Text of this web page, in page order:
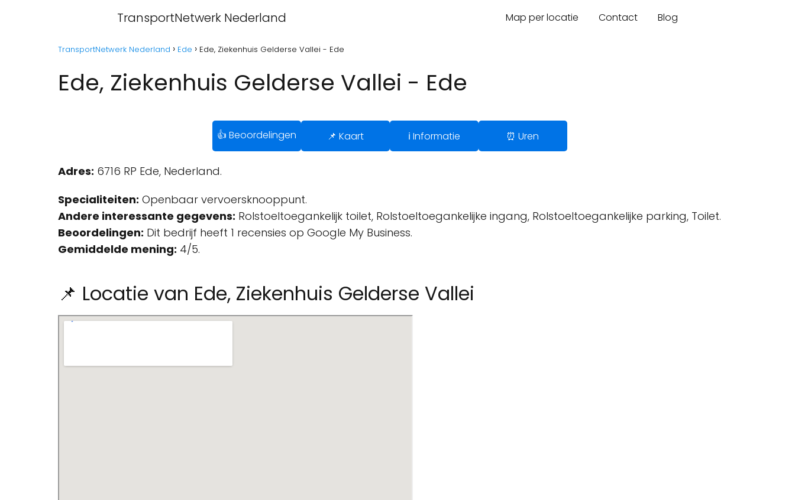
TransportNetwerk Nederland Map per locatie Contact Blog
TransportNetwerk Nederland Ede Ede, Ziekenhuis Gelderse Vallei - Ede
Ede, Ziekenhuis Gelderse Vallei - Ede
👍 Beoordelingen 📌 Kaart ℹ️ Informatie ⏰ Uren
Adres: 6716 RP Ede, Nederland.
Specialiteiten: Openbaar vervoersknooppunt.
Andere interessante gegevens: Rolstoeltoegankelijk toilet, Rolstoeltoegankelijke ingang, Rolstoeltoegankelijke parking, Toilet.
Beoordelingen: Dit bedrijf heeft 1 recensies op Google My Business.
Gemiddelde mening: 4/5.
📌 Locatie van Ede, Ziekenhuis Gelderse Vallei